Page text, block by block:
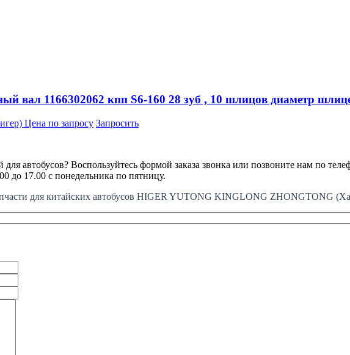
вал 1166302062 кпп S6-160 28 зуб , 10 шлицов диаметр
Цена по запросу Запросить
для автобусов? Воспользуйтесь формой заказа звонка или позвоните нам по
до 17.00 с понедельника по пятницу.
для китайских автобусов HIGER YUTONG KINGLONG ZHONGTONG